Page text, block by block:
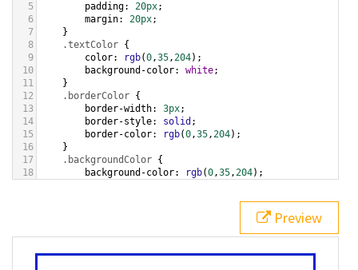
5
padding: 20px;
6
margin: 20px;
7
}
8
.textColor {
9
color: rgb(0,35,204);
10
background-color: white;
11
}
12
.borderColor {
13
border-width: 3px;
14
border-style: solid ;
15
border-color: rgb(0,35,204);
16
}
17
.backgroundColor {
18
background-color: rgb(0,35,204);
bottom ,
white, rgb(0,35,204));
Preview